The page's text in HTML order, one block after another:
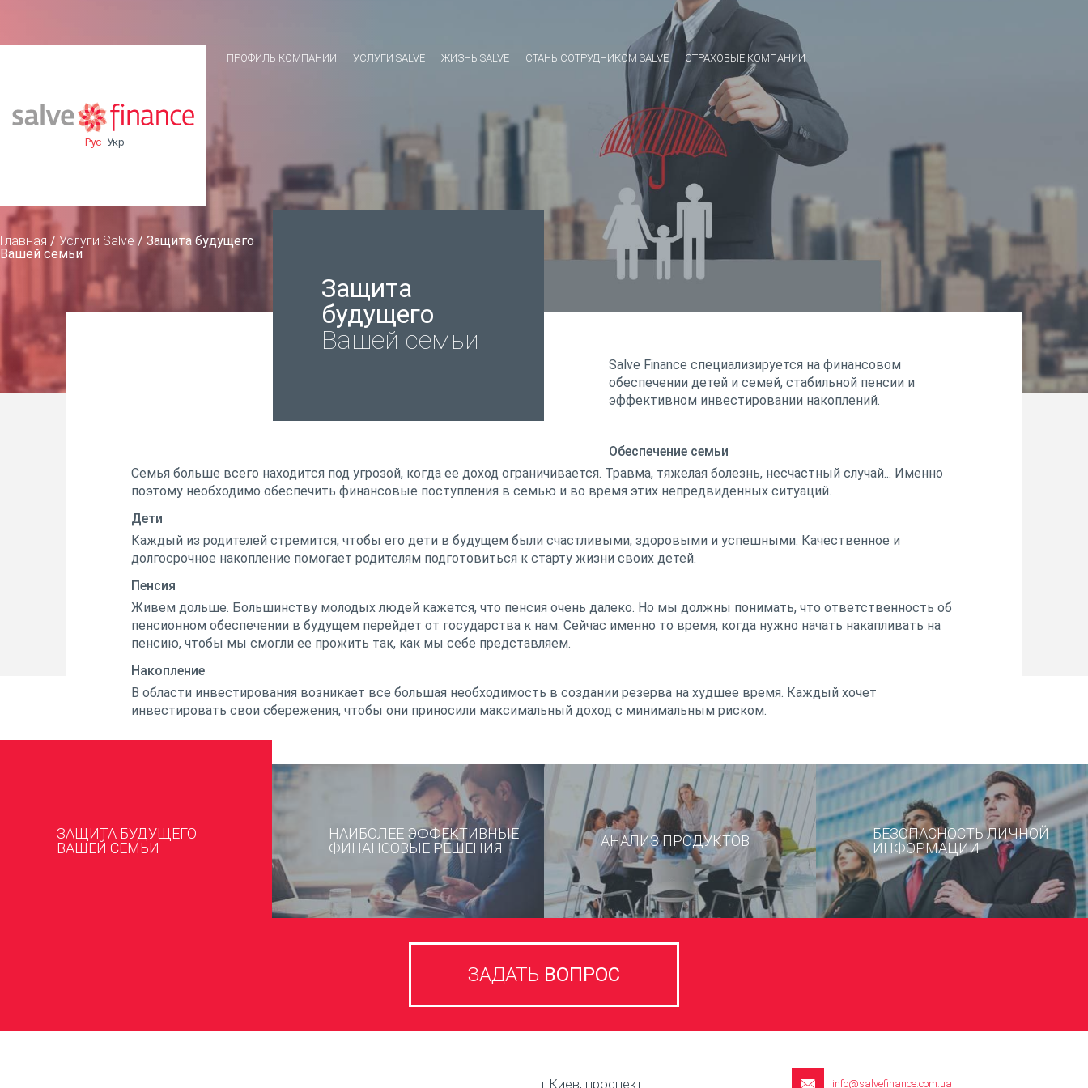
Рус Укр
Главная / Услуги Salve / Защита будущего
Вашей семьи
ПРОФИЛЬ КОМПАНИИ УСЛУГИ SALVE ЖИЗНЬ SALVE СТАНЬ СОТРУДНИКОМ SALVE СТРАХОВЫЕ КОМПАНИИ
Защита
будущего
Вашей семьи
Salve Finance специализируется на финансовом
обеспечении детей и семей, стабильной пенсии и
эффективном инвестировании накоплений.
Обеспечение семьи
Семья больше всего находится под угрозой, когда ее доход ограничивается. Травма, тяжелая болезнь, несчастный случай... Именно
поэтому необходимо обеспечить финансовые поступления в семью и во время этих непредвиденных ситуаций.
Дети
Каждый из родителей стремится, чтобы его дети в будущем были счастливыми, здоровыми и успешными. Качественное и
долгосрочное накопление помогает родителям подготовиться к старту жизни своих детей.
Пенсия
Живем дольше. Большинству молодых людей кажется, что пенсия очень далеко. Но мы должны понимать, что ответственность об
пенсионном обеспечении в будущем перейдет от государства к нам. Сейчас именно то время, когда нужно начать накапливать на
пенсию, чтобы мы смогли ее прожить так, как мы себе представляем.
Накопление
В области инвестирования возникает все большая необходимость в создании резерва на худшее время. Каждый хочет
инвестировать свои сбережения, чтобы они приносили максимальный доход с минимальным риском.
ЗАЩИТА БУДУЩЕГО
ВАШЕЙ СЕМЬИ
НАИБОЛЕЕ ЭФФЕКТИВНЫЕ
ФИНАНСОВЫЕ РЕШЕНИЯ
АНАЛИЗ ПРОДУКТОВ
БЕЗОПАСНОСТЬ ЛИЧНОЙ
ИНФОРМАЦИИ
ЗАДАТЬ ВОПРОС
г.Киев, проспект info@salvefinance.com.ua